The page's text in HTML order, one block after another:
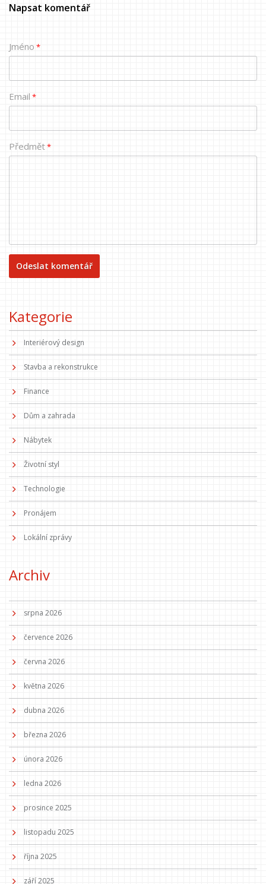
Napsat komentář
Jméno *
Email *
Předmět*
Kategorie
Interiérový design
Stavba a rekonstrukce
Finance
Dům a zahrada
Nábytek
Životní styl
Technologie
Pronájem
Lokální zprávy
Archiv
srpna 2026
července 2026
června 2026
května 2026
dubna 2026
března 2026
února 2026
ledna 2026
prosince 2025
listopadu 2025
října 2025
září 2025